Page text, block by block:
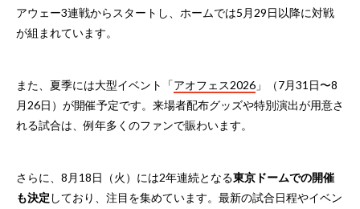
アウェー3連戦からスタートし、ホームでは5月29日以降に対戦
が組まれています。
また、夏季には大型イベント「アオフェス2026 」（7月31日〜8
月26日）が開催予定です。来場者配布グッズや特別演出が用意さ
れる試合は、例年多くのファンで賑わいます。
さらに、8月18日（火）には2年連続となる東京ドームでの開催
も決定 しており、注目を集めています。最新の試合日程やイベン